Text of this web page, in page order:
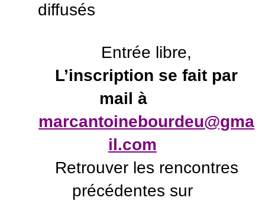
diffusés
Entrée libre,
L’inscription se fait par
mail à
marcantoinebourdeu@gma
il.com
Retrouver les rencontres
précédentes sur